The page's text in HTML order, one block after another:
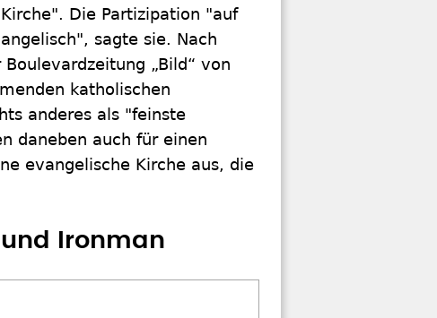
Die Partizipation "auf
sagte sie. Nach
„Bild“ von
katholischen
anderes als "feinste
daneben auch für einen
evangelische Kirche aus, die
Ironman